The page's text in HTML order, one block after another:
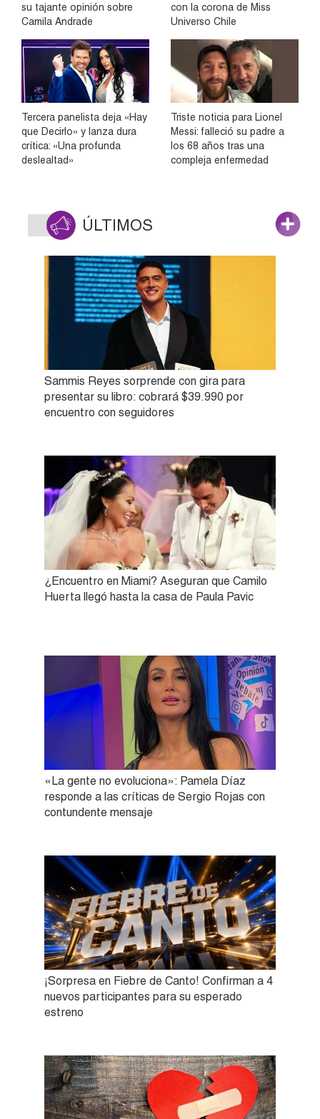
su tajante opinión sobre
Camila Andrade
con la corona de Miss
Universo Chile
Tercera panelista deja «Hay
que Decirlo» y lanza dura
crítica: «Una profunda
deslealtad»
Triste noticia para Lionel
Messi: falleció su padre a
los 68 años tras una
compleja enfermedad
ÚLTIMOS
Sammis Reyes sorprende con gira para
presentar su libro: cobrará $39.990 por
encuentro con seguidores
¿Encuentro en Miami? Aseguran que Camilo
Huerta llegó hasta la casa de Paula Pavic
«La gente no evoluciona»: Pamela Díaz
responde a las críticas de Sergio Rojas con
contundente mensaje
¡Sorpresa en Fiebre de Canto! Confirman a 4
nuevos participantes para su esperado
estreno